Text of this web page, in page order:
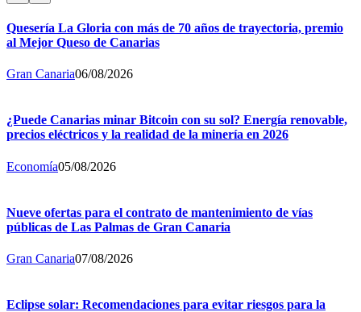
Quesería La Gloria con más de 70 años de trayectoria, premio
al Mejor Queso de Canarias
Gran Canaria06/08/2026
¿Puede Canarias minar Bitcoin con su sol? Energía renovable,
precios eléctricos y la realidad de la minería en 2026
Economía05/08/2026
Nueve ofertas para el contrato de mantenimiento de vías
públicas de Las Palmas de Gran Canaria
Gran Canaria07/08/2026
Eclipse solar: Recomendaciones para evitar riesgos para la